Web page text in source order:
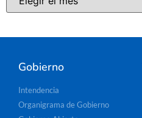
Gobierno
Intendencia
Organigrama de Gobierno